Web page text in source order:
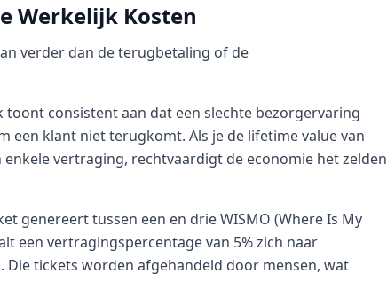
Werkelijk Kosten
verder dan de terugbetaling of de
toont consistent aan dat een slechte bezorgervaring
een klant niet terugkomt. Als je de lifetime value van
vertraging, rechtvaardigt de economie het zelden
genereert tussen een en drie WISMO (Where Is My
een vertragingspercentage van 5% zich naar
tickets worden afgehandeld door mensen, wat